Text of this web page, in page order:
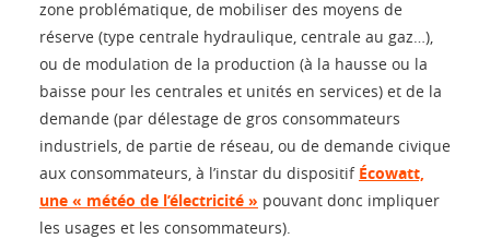
zone problématique, de mobiliser des moyens de
réserve (type centrale hydraulique, centrale au gaz…),
ou de modulation de la production (à la hausse ou la
baisse pour les centrales et unités en services) et de la
demande (par délestage de gros consommateurs
industriels, de partie de réseau, ou de demande civique
aux consommateurs, à l’instar du dispositif Écowatt,
une « météo de l’électricité » pouvant donc impliquer
les usages et les consommateurs).